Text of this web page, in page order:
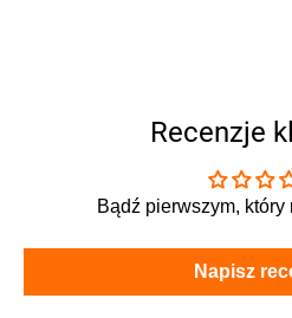
Recenzje
Bądź pierwszym,
Napisz